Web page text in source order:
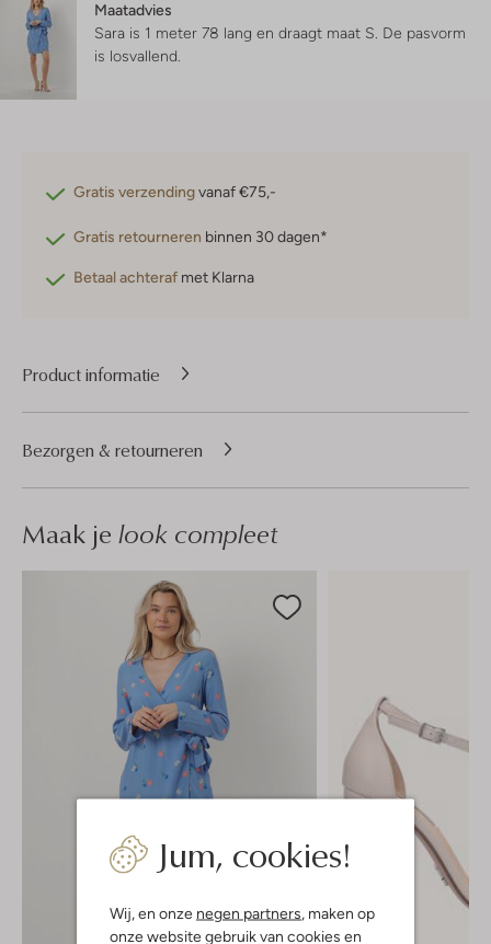
Jum, cookies!
Wij, en onze negen partners, maken op
onze website gebruik van cookies en
Maatadvies
Sara is 1 meter 78 lang en draagt maat S. De pasvorm
is losvallend
Gratis verzendingvanaf €75,-
Gratis retourneren binnen 30 dagen*
Betaal achteraf met Klarna
Product informatie
Bezorgen & retourneren
Maak je look compleet